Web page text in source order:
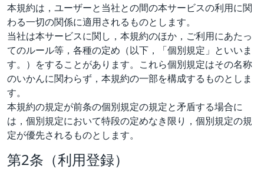
本規約は，ユーザーと当社との間の本サービスの利用に関
わる一切の関係に適用されるものとします。
当社は本サービスに関し，本規約のほか，ご利用にあたっ
てのルール等，各種の定め（以下，「個別規定」といいま
す。）をすることがあります。これら個別規定はその名称
のいかんに関わらず，本規約の一部を構成するものとしま
す。
本規約の規定が前条の個別規定の規定と矛盾する場合に
は，個別規定において特段の定めなき限り，個別規定の規
定が優先されるものとします。
第2条（利用登録）